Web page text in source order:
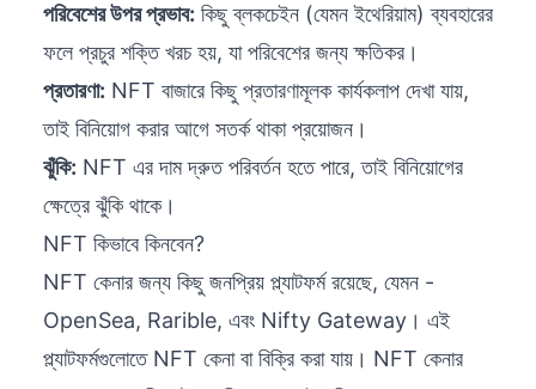
পরিবেশের উপর প্রভাব: কিছু ব্লকচেইন (যেমন ইথেরিয়াম) ব্যবহারের
ফলে প্রচুর শক্তি খরচ হয়, যা পরিবেশের জন্য ক্ষতিকর।
প্রতারণা: NFT বাজারে কিছু প্রতারণামূলক কার্যকলাপ দেখা যায়,
তাই বিনিয়োগ করার আগে সতর্ক থাকা প্রয়োজন।
ঝুঁকি: NFT এর দাম দ্রুত পরিবর্তন হতে পারে, তাই বিনিয়োগের
ক্ষেত্রে ঝুঁকি থাকে।
NFT কিভাবে কিনবেন?
NFT কেনার জন্য কিছু জনপ্রিয় প্ল্যাটফর্ম রয়েছে, যেমন -
OpenSea, Rarible, এবং Nifty Gateway। এই
প্ল্যাটফর্মগুলোতে NFT কেনা বা বিক্রি করা যায়। NFT কেনার